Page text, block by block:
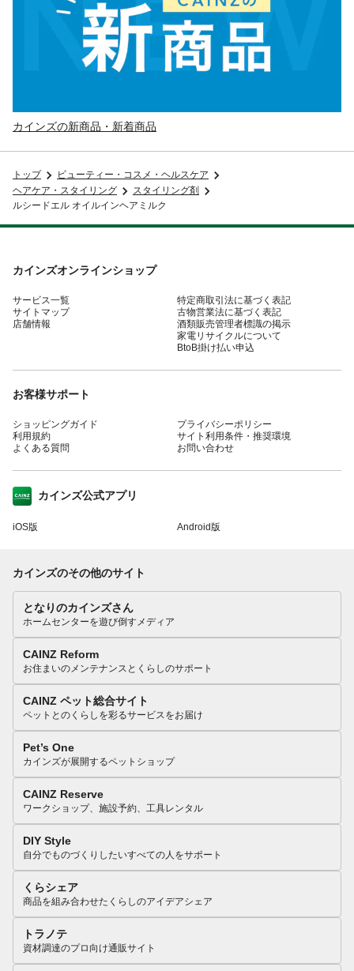
カインズの新商品・新着商品
トップ
ビューティー・コスメ・ヘルスケア
ヘアケア・スタイリング
スタイリング剤
ルシードエル オイルインヘアミルク
カインズオンラインショップ
サービス一覧
サイトマップ
店舗情報
特定商取引法に基づく表記
古物営業法に基づく表記
酒類販売管理者標識の掲示
家電リサイクルについて
BtoB掛け払い申込
お客様サポート
ショッピングガイド
利用規約
よくある質問
プライバシーポリシー
サイト利用条件・推奨環境
お問い合わせ
カインズ公式アプリ
iOS版 Android版
カインズのその他のサイト
となりのカインズさん
ホームセンターを遊び倒すメディア
CAINZ Reform
お住まいのメンテナンスとくらしのサポート
CAINZ ペット総合サイト
ペットとのくらしを彩るサービスをお届け
Pet’s One
カインズが展開するペットショップ
CAINZ Reserve
ワークショップ、施設予約、工具レンタル
DIY Style
自分でものづくりしたいすべての人をサポート
くらシェア
商品を組み合わせたくらしのアイデアシェア
トラノテ
資材調達のプロ向け通販サイト